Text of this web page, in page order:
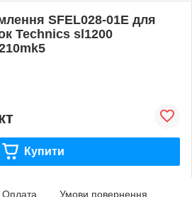
SFEL028-01E для
Technics sl1200
Купити
Оплата Умови повернення